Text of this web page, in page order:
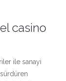
casino
ile sanayi